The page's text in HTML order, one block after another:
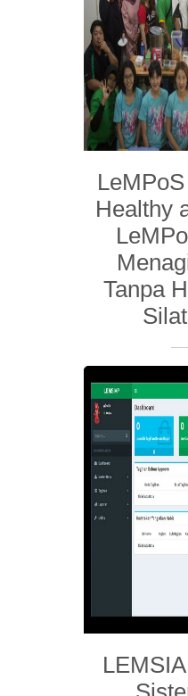
Healthy
Tanpa